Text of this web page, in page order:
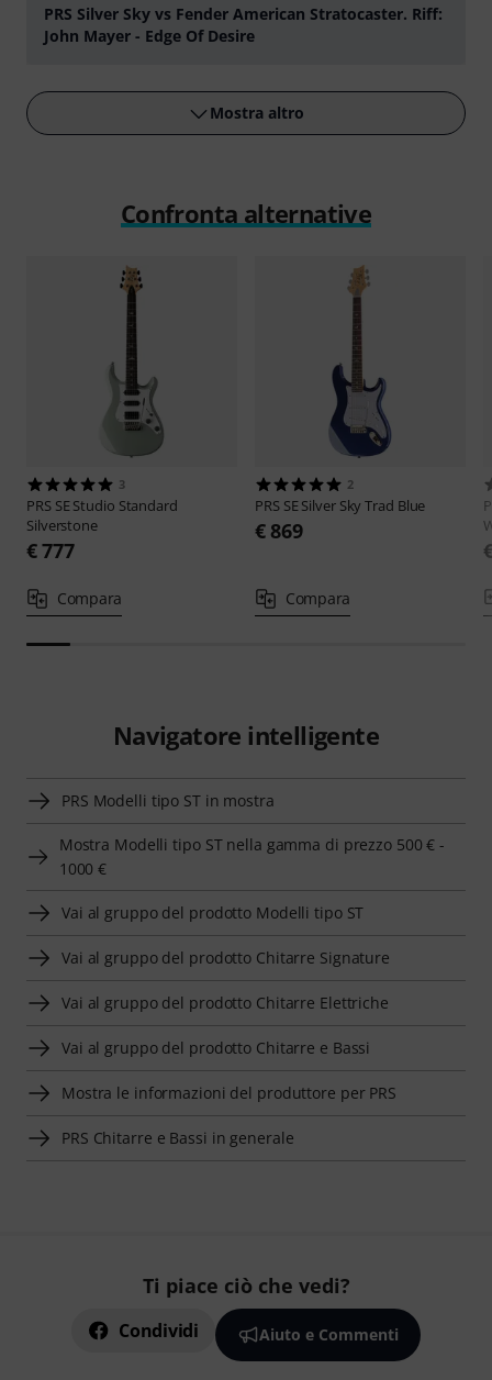
PRS Silver Sky vs Fender American Stratocaster. Riff:
John Mayer - Edge Of Desire
Mostra altro
Confronta alternative
3
PRS SE Studio Standard
Silverstone
€ 777
Compara
2
PRS SE Silver Sky Trad Blue
€ 869
Compara
Navigatore intelligente
PRS Modelli tipo ST in mostra
Mostra Modelli tipo ST nella gamma di prezzo 500 € -
1000 €
Vai al gruppo del prodotto Modelli tipo ST
Vai al gruppo del prodotto Chitarre Signature
Vai al gruppo del prodotto Chitarre Elettriche
Vai al gruppo del prodotto Chitarre e Bassi
Mostra le informazioni del produttore per PRS
PRS Chitarre e Bassi in generale
Ti piace ciò che vedi?
Condividi Aiuto e Commenti